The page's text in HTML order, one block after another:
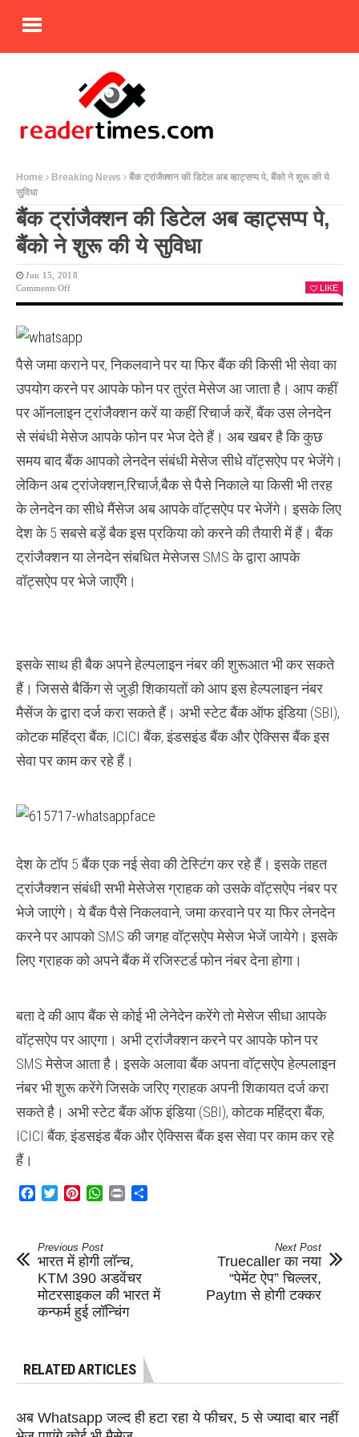
Home Breaking News
बैंक ट्रांजैक्शन की डिटेल अब व्हाट्सप्प पे, बैंको ने शुरू की ये
सुविधा
बैंक ट्रांजैक्शन की डिटेल अब व्हाट्सप्प पे,
बैंको ने शुरू की ये सुविधा
Jun 15, 2018
Comments OffOn
डिटेल
व्हाट्सप्प
बैंको
शुरू
की
ये
सुविधा
LIKE
पैसे जमा कराने पर, निकलवाने पर या फिर बैंक की किसी भी सेवा का
उपयोग करने पर आपके फोन पर तुरंत मेसेज आ जाता है। आप कहीं
पर ऑनलाइन ट्रांजैक्शन करें या कहीं रिचार्ज करें, बैंक उस लेनदेन
से संबंधी मेसेज आपके फोन पर भेज देते हैं। अब खबर है कि कुछ
समय बाद बैंक आपको लेनदेन संबंधी मेसेज सीधे वॉट्सऐप पर भेजेंगे।
लेकिन अब ट्रांजेक्शन,रिचार्ज,बैक से पैसे निकाले या किसी भी तरह
के लेनदेन का सीधे मैंसेज अब आपके वॉट्सऐप पर भेजेंगे। इसके लिए
देश के 5 सबसे बड़ें बैक इस प्रकिया को करने की तैयारी में हैं। बैंक
ट्रांजैक्शन या लेनदेन संबधित मेसेजस SMS के द्वारा आपके
वॉट्सऐप पर भेजे जाएँगे।
इसके साथ ही बैक अपने हेल्पलाइन नंबर की शुरूआत भी कर सकते
हैं। जिससे बैकिंग से जुड़ी शिकायतों को आप इस हेल्पलाइन नंबर
मैसेंज के द्वारा दर्ज करा सकते हैं। अभी स्टेट बैंक ऑफ इंडिया (SBI),
कोटक महिंद्रा बैंक, ICICI बैंक, इंडसइंड बैंक और ऐक्सिस बैंक इस
सेवा पर काम कर रहे हैं।
देश के टॉप 5 बैंक एक नई सेवा की टेस्टिंग कर रहे हैं। इसके तहत
ट्रांजैक्शन संबंधी सभी मेसेजेस ग्राहक को उसके वॉट्सऐप नंबर पर
भेजे जाएंगे। ये बैंक पैसे निकलवाने, जमा करवाने पर या फिर लेनदेन
करने पर आपको SMS की जगह वॉट्सऐप मेसेज भेजें जायेगे। इसके
लिए ग्राहक को अपने बैंक में रजिस्टर्ड फोन नंबर देना होगा।
बता दे की आप बैंक से कोई भी लेनेदेन करेंगे तो मेसेज सीधा आपके
वॉट्सऐप पर आएगा। अभी ट्रांजैक्शन करने पर आपके फोन पर
SMS मेसेज आता है। इसके अलावा बैंक अपना वॉट्सऐप हेल्पलाइन
नंबर भी शुरू करेंगे जिसके जरिए ग्राहक अपनी शिकायत दर्ज करा
सकते है। अभी स्टेट बैंक ऑफ इंडिया (SBI), कोटक महिंद्रा बैंक,
ICICI बैंक, इंडसइंड बैंक और ऐक्सिस बैंक इस सेवा पर काम कर रहे
हैं।
Facebook
TwitterPinterestWhatsApp
Print
Previous Post
भारत में होगी लॉन्च,
KTM 390 अडवेंचर
मोटरसाइकल की भारत में
कन्फर्म हुई लॉन्चिंग
Next Post
Truecaller का नया
“पेमेंट ऐप” चिल्लर,
Paytm से होगी टक्कर
RELATED ARTICLES
अब Whatsapp जल्द ही हटा रहा ये फीचर, 5 से ज्यादा बार नहीं